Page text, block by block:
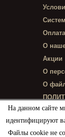
На данном сайте
идентифицируют
Файлы cookie не
Оплата
О
Акции
О
О